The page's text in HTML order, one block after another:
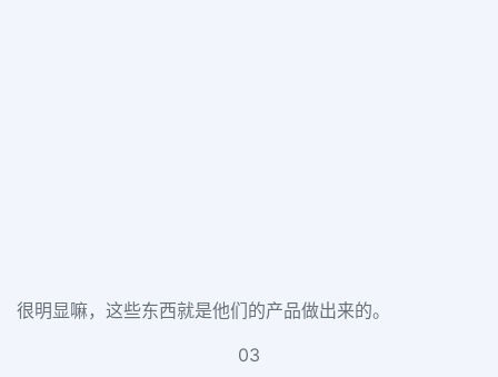
很明显嘛，这些东西就是他们的产品做出来的。
03